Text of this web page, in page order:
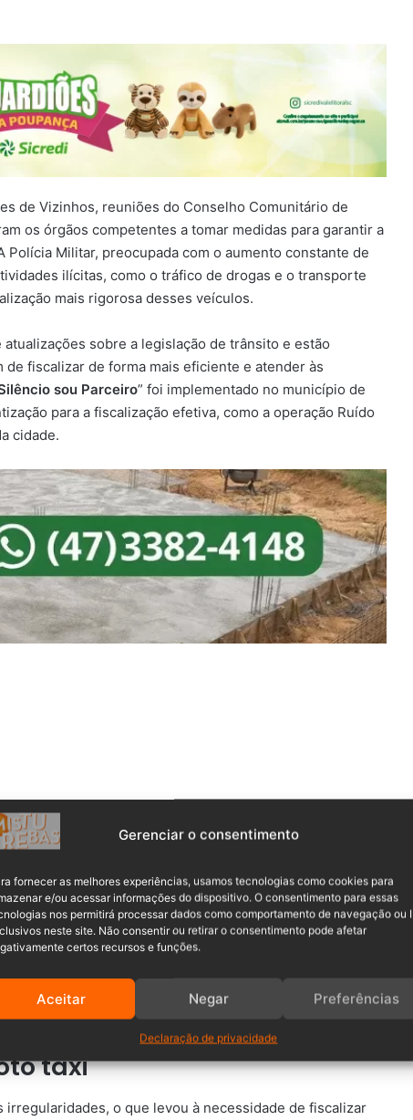
Gerenciar o consentimento
fornecer as melhores experiências, usamos tecnologias como cookies para
e/ou acessar informações do dispositivo. O consentimento para essas
nos permitirá processar dados como comportamento de navegação ou
neste site. Não consentir ou retirar o consentimento pode afetar
certos recursos e funções.
Aceitar Negar Preferências
Declaração de privacidade
de Vizinhos, reuniões do Conselho Comunitário de
os órgãos competentes a tomar medidas para garantir a
Militar, preocupada com o aumento constante de
ilícitas, como o tráfico de drogas e o transporte
mais rigorosa desses veículos.
sobre a legislação de trânsito e estão
fiscalizar de forma mais eficiente e atender às
sou Parceiro” foi implementado no município de
para a fiscalização efetiva, como a operação Ruído
cidade.
táxi
o que levou à necessidade de fiscalizar